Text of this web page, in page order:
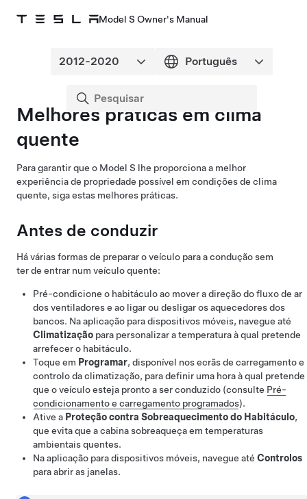
Model S Owner's Manual
Melhores práticas em clima
quente
Para garantir que o Model S lhe proporciona a melhor
experiência de propriedade possível em condições de clima
quente, siga estas melhores práticas.
Antes de conduzir
Há várias formas de preparar o veículo para a condução sem
ter de entrar num veículo quente:
Pré-condicione o habitáculo ao mover a direção do fluxo de ar
dos ventiladores e ao ligar ou desligar os aquecedores dos
bancos. Na aplicação para dispositivos móveis, navegue até
Climatização para personalizar a temperatura à qual pretende
arrefecer o habitáculo.
Toque em Programar, disponível nos ecrãs de carregamento e
controlo da climatização, para definir uma hora à qual pretende
que o veículo esteja pronto a ser conduzido (consulte Pré-
condicionamento e carregamento programados).
Ative a Proteção contra Sobreaquecimento do Habitáculo,
que evita que a cabina sobreaqueça em temperaturas
ambientais quentes.
Na aplicação para dispositivos móveis, navegue até Controlos
para abrir as janelas.